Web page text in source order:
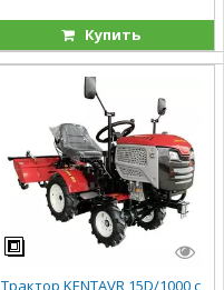
Купить
Трактор KENTAVR 15D/1000 с